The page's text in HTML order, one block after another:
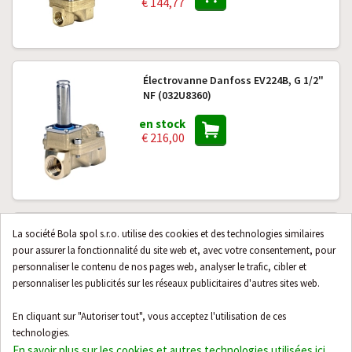
La société Bola spol s.r.o. utilise des cookies et des technologies similaires
pour assurer la fonctionnalité du site web et, avec votre consentement, pour
personnaliser le contenu de nos pages web, analyser le trafic, cibler et
personnaliser les publicités sur les réseaux publicitaires d'autres sites web.
En cliquant sur "Autoriser tout", vous acceptez l'utilisation de ces
technologies.
Électrovanne Danfoss EV224B, G 1/2"
NF (032U8360)
en stock
€ 216,00
Bobine de solénoïde Danfoss
BF230AS 230 V CA (018F8221)
en stock
€ 67,24